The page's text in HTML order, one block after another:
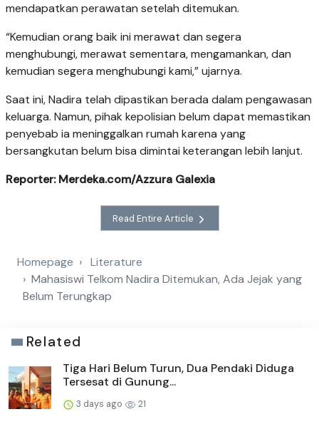
mendapatkan perawatan setelah ditemukan.
“Kemudian orang baik ini merawat dan segera
menghubungi, merawat sementara, mengamankan, dan
kemudian segera menghubungi kami,” ujarnya.
Saat ini, Nadira telah dipastikan berada dalam pengawasan
keluarga. Namun, pihak kepolisian belum dapat memastikan
penyebab ia meninggalkan rumah karena yang
bersangkutan belum bisa dimintai keterangan lebih lanjut.
Reporter: Merdeka.com/Azzura Galexia
Read Entire Article
Homepage
Literature
Mahasiswi Telkom Nadira Ditemukan, Ada Jejak yang
Belum Terungkap
Related
Tiga Hari Belum Turun, Dua Pendaki Diduga
Tersesat di Gunung...
3 days ago 21